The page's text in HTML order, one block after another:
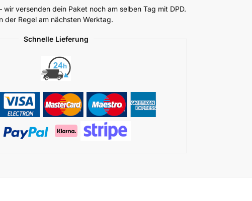
wir versenden dein Paket noch am selben Tag mit DPD.
der Regel am nächsten Werktag.
Schnelle Lieferung